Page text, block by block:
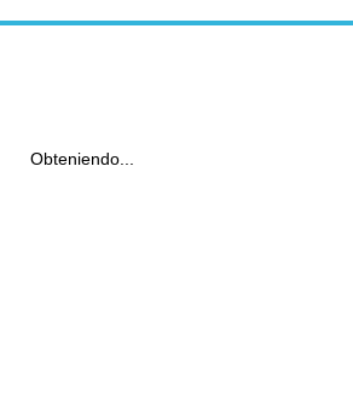
Obteniendo...